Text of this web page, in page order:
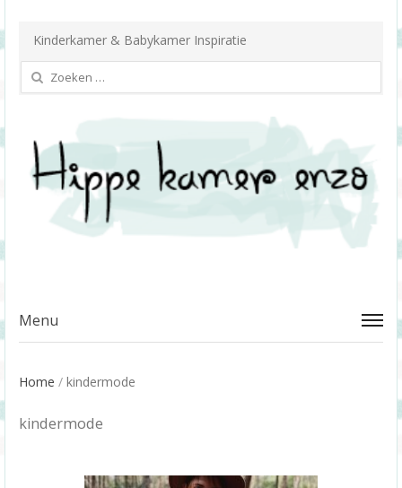
Kinderkamer & Babykamer Inspiratie
Zoeken
naar:
Menu
Home / kindermode
kindermode